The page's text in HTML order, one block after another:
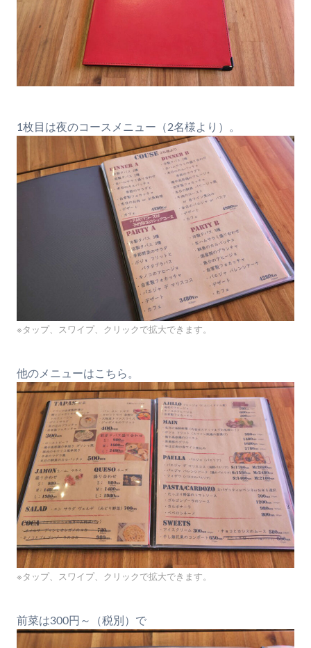
1枚目は夜のコースメニュー（2名様より）。
※タップ、スワイプ、クリックで拡大できます。
他のメニューはこちら。
※タップ、スワイプ、クリックで拡大できます。
前菜は300円～（税別）で